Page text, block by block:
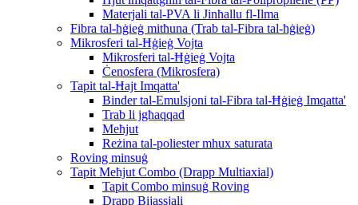
Materjali tal-PVA li Jinħallu fl-Ilma
Fibra tal-ħġieġ mitħuna (Trab tal-Fibra tal-ħġieġ)
Mikrosferi tal-Ħġieġ Vojta
Mikrosferi tal-Ħġieġ Vojta
Ċenosfera (Mikrosfera)
Tapit tal-Ħajt Imqatta'
Binder tal-Emulsjoni tal-Fibra tal-Ħġieġ Imqatta'
Trab li jgħaqqad
Meħjut
Reżina tal-poliester mhux saturata
Roving minsuġ
Tapit Meħjut Combo (Drapp Multiaxial)
Tapit Combo minsuġ Roving
Drapp Bijassjali